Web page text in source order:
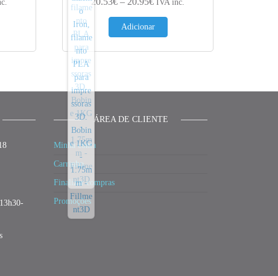
IVA inc.
Adicionar
ÁREA DE CLIENTE
Minha conta
Carrinho
Finalizar compras
Promoções